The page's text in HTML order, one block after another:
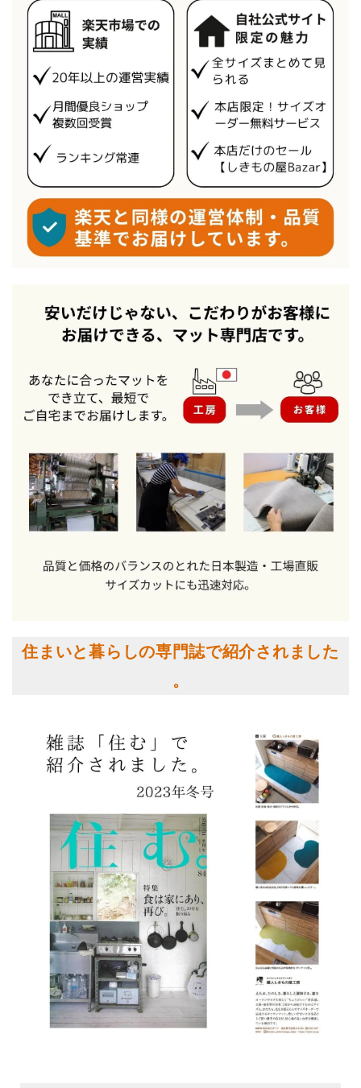
住まいと暮らしの専門誌で紹介されました
。